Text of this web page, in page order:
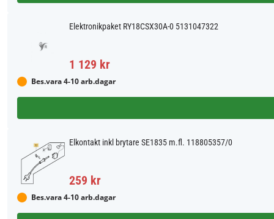
Elektronikpaket RY18CSX30A-0 5131047322
1 129 kr
Bes.vara 4-10 arb.dagar
Elkontakt inkl brytare SE1835 m.fl. 118805357/0
259 kr
Bes.vara 4-10 arb.dagar